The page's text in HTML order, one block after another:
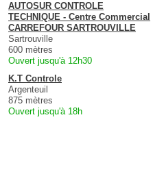
AUTOSUR CONTROLE
TECHNIQUE - Centre Commercial
CARREFOUR SARTROUVILLE
Sartrouville
600 mètres
Ouvert jusqu'à 12h30
K.T Controle
Argenteuil
875 mètres
Ouvert jusqu'à 18h